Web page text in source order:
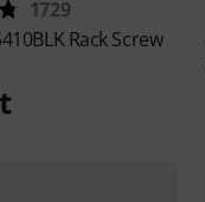
1729
Rack Screw